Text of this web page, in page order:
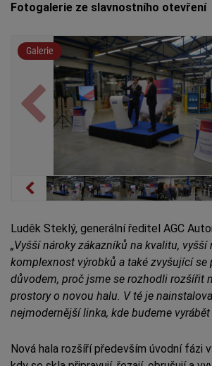
Fotogalerie ze slavnostního otevření
Galerie
Previous
Previous
Luděk Steklý, generální ředitel AGC
„Vyšší nároky zákazníků na kvalitu,
komplexnost výrobků a také zvyšující se
důvodem, proč jsme se rozhodli rozšířit
prostory o novou halu. V té je
nejmodernější linka, kde budeme
Nová hala rozšíří především úvodní fázi